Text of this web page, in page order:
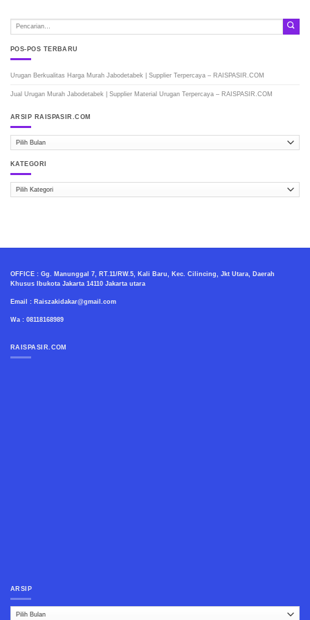
POS-POS TERBARU
Urugan Berkualitas Harga Murah Jabodetabek | Supplier Terpercaya – RAISPASIR.COM
Jual Urugan Murah Jabodetabek | Supplier Material Urugan Terpercaya – RAISPASIR.COM
ARSIP RAISPASIR.COM
KATEGORI
OFFICE : Gg. Manunggal 7, RT.11/RW.5, Kali Baru, Kec. Cilincing, Jkt Utara, Daerah
Khusus Ibukota Jakarta 14110 Jakarta utara
Email : Raiszakidakar@gmail.com
Wa : 08118168989
RAISPASIR.COM
ARSIP